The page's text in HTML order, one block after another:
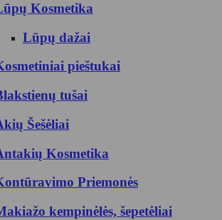
Kosmetika
Lūpų dažai
pieštukai
tušai
Šešėliai
Kosmetika
Priemonės
kempinėlės, šepetėliai